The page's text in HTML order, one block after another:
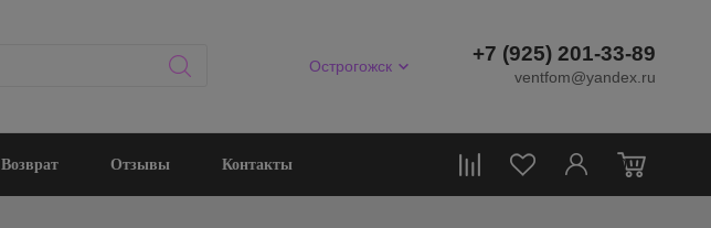
Острогожск
+7 (925) 201-33-89
ventfom@yandex.ru
0
Возврат Отзывы Контакты